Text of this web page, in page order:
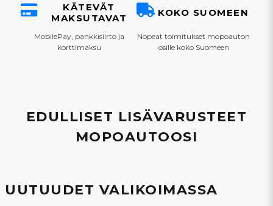
KÄTEVÄT
MAKSUTAVAT
MobilePay, pankkisiirto ja
korttimaksu
KOKO SUOMEEN
Nopeat toimitukset mopoauton
osille koko Suomeen
EDULLISET LISÄVARUSTEET
MOPOAUTOOSI
UUTUUDET VALIKOIMASSA